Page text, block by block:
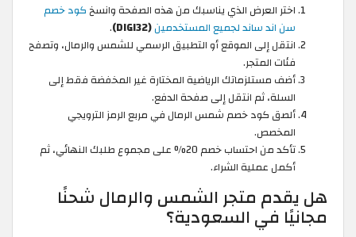
اختر العرض الذي يناسبك من هذه الصفحة وانسخ كود خصم
سن اند ساند لجميع المستخدمين(DIGI32)
.
انتقل إلى الموقع أو التطبيق الرسمي للشمس والرمال، وتصفح
فئات المتجر.
أضف مستلزماتك الرياضية المختارة غير المخفضة فقط إلى
السلة، ثم انتقل إلى صفحة الدفع.
ألصق كود خصم شمس الرمال في مربع الرمز الترويجي
المخصص.
تأكد من احتساب خصم 20% على مجموع طلبك النهائي، ثم
أكمل عملية الشراء.
هل يقدم متجر الشمس والرمال شحنًا
مجانيًا في السعودية؟